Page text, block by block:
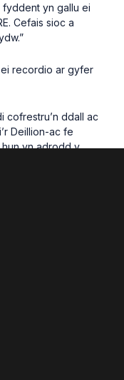
yn gallu ei
Cefais sioc a
recordio ar gyfer
cofrestru’n ddall ac
Deillion-ac fe
yn adrodd y